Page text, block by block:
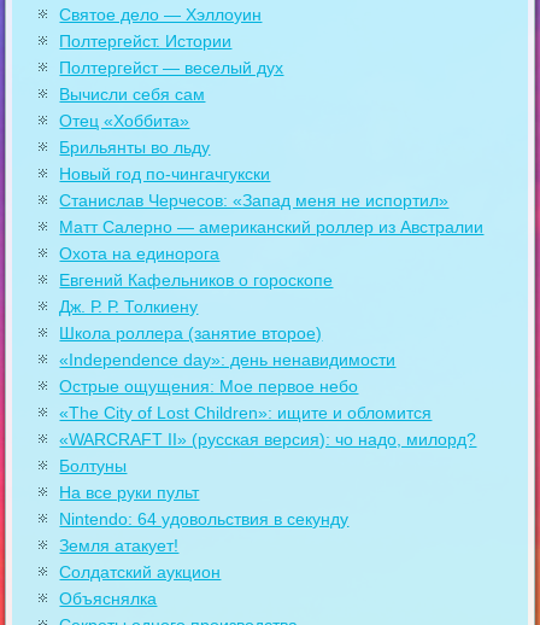
Святое дело — Хэллоуин
Полтергейст. Истории
Полтергейст — веселый дух
Вычисли себя сам
Отец «Хоббита»
Брильянты во льду
Новый год по-чингачгукски
Станислав Черчесов: «Запад меня не испортил»
Матт Салерно — американский роллер из Австралии
Охота на единорога
Евгений Кафельников о гороскопе
Дж. Р. Р. Толкиену
Школа роллера (занятие второе)
«Independence day»: день ненавидимости
Острые ощущения: Мое первое небо
«The City of Lost Children»: ищите и обломится
«WARCRAFT II» (русская версия): чо надо, милорд?
Болтуны
На все руки пульт
Nintendo: 64 удовольствия в секунду
Земля атакует!
Солдатский аукцион
Объяснялка